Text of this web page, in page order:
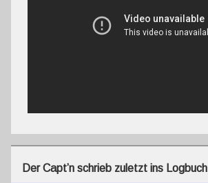
Der Capt’n schrieb zuletzt ins Logbuch